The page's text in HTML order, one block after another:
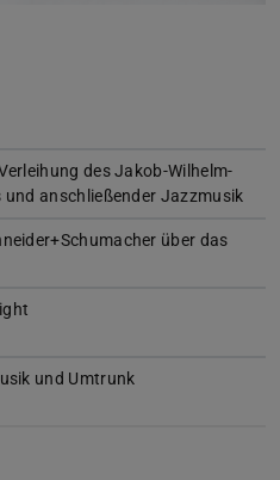
des Jakob-Wilhelm-
und anschließender Jazzmusik
über das
und Umtrunk